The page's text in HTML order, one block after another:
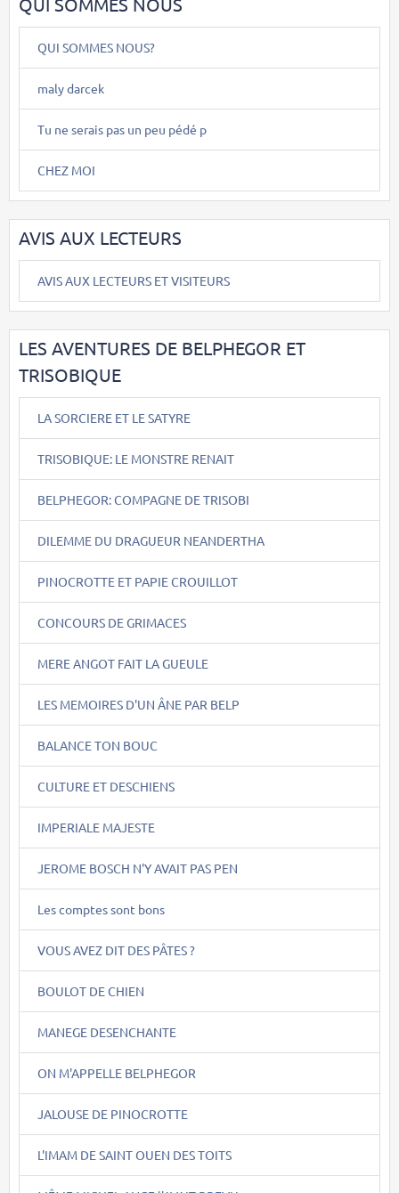
QUI SOMMES NOUS?
maly darcek
Tu ne serais pas un peu pédé p
CHEZ MOI
AVIS AUX LECTEURS
AVIS AUX LECTEURS ET VISITEURS
LES AVENTURES DE BELPHEGOR ET
TRISOBIQUE
LA SORCIERE ET LE SATYRE
TRISOBIQUE: LE MONSTRE RENAIT
BELPHEGOR: COMPAGNE DE TRISOBI
DILEMME DU DRAGUEUR NEANDERTHA
PINOCROTTE ET PAPIE CROUILLOT
CONCOURS DE GRIMACES
MERE ANGOT FAIT LA GUEULE
LES MEMOIRES D'UN ÂNE PAR BELP
BALANCE TON BOUC
CULTURE ET DESCHIENS
IMPERIALE MAJESTE
JEROME BOSCH N'Y AVAIT PAS PEN
Les comptes sont bons
VOUS AVEZ DIT DES PÂTES ?
BOULOT DE CHIEN
MANEGE DESENCHANTE
ON M'APPELLE BELPHEGOR
JALOUSE DE PINOCROTTE
L'IMAM DE SAINT OUEN DES TOITS